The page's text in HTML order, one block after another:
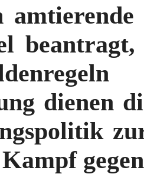
beantragt,
dienen